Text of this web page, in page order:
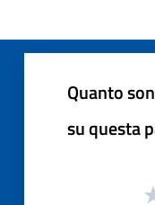
Quanto
su questa